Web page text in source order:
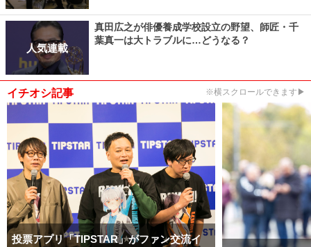
人気連載
真田広之が俳優養成学校設立の野望、師匠・千
葉真一は大トラブルに…どうなる？
イチオシ記事 ※横スクロールできます▶
投票アプリ「TIPSTAR」がファン交流イ